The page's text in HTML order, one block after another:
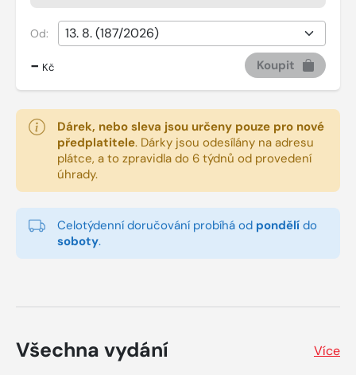
Od:
- Kč Koupit
Dárek, nebo sleva jsou určeny pouze pro nové
předplatitele. Dárky jsou odesílány na adresu
plátce, a to zpravidla do 6 týdnů od provedení
úhrady.
Celotýdenní doručování probíhá od pondělí do
soboty.
Všechna vydání Více